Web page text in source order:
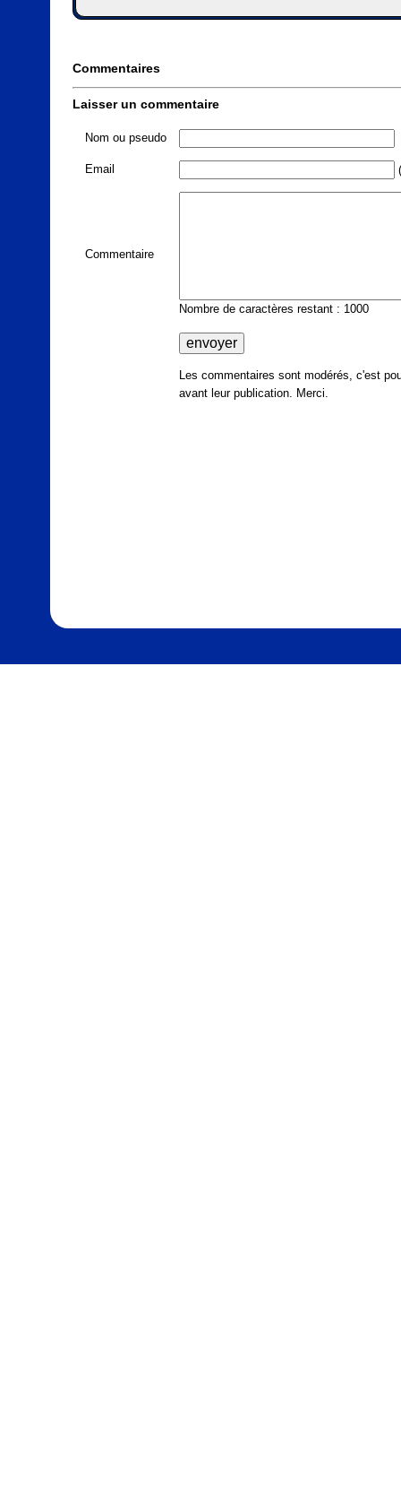
Commentaires
Laisser un commentaire
Nom ou pseudo
Email
Commentaire
Nombre de caractères restant : 1000
Les commentaires sont modérés, c'est
avant leur publication. Merci.